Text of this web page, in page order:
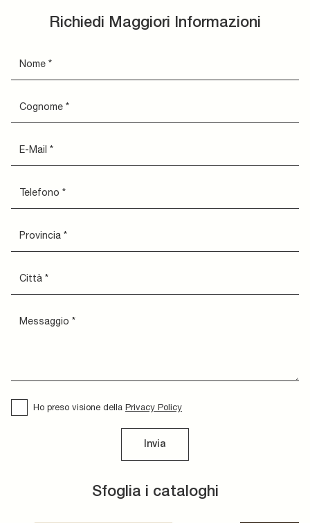
Sfoglia i cataloghi
Richiedi Maggiori Informazioni
Ho preso visione della Privacy Policy
Invia